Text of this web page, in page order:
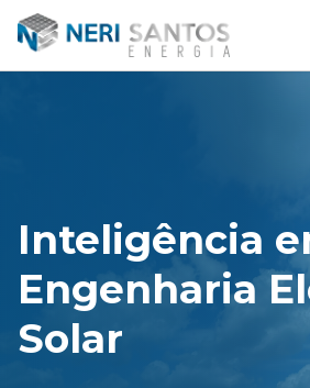
Inteligência
Engenharia
Solar